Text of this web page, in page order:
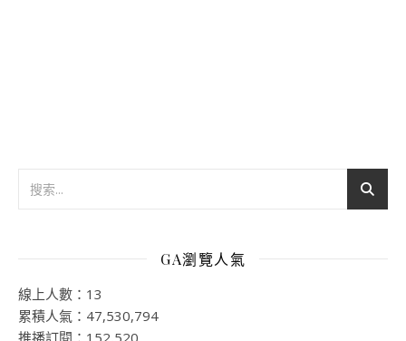
GA瀏覽人氣
線上人數：13
累積人氣：47,530,794
推播訂閱：152,520